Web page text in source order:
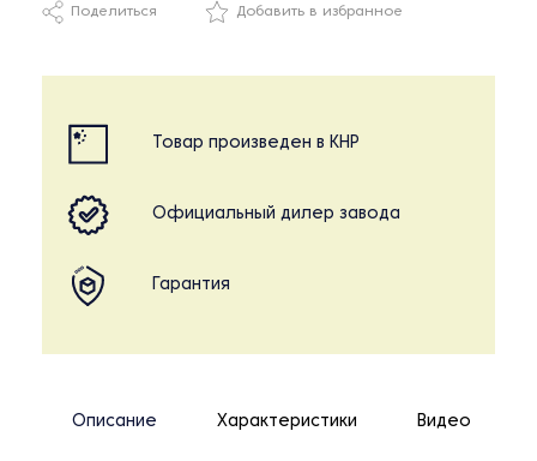
Поделиться Добавить в избранное
Товар произведен в КНР
Официальный дилер завода
Гарантия
Описание Характеристики Видео